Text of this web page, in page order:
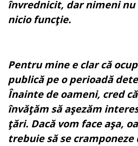
învrednicit, dar nimeni nu
nicio funcţie.
Pentru mine e clar că
publică pe o perioadă
Înainte de oameni, cred
învăţăm să aşezăm
ţări. Dacă vom face aşa,
trebuie să se